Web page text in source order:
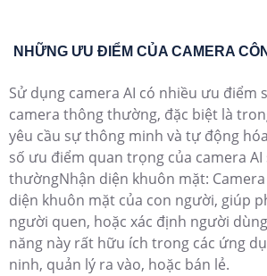
NHỮNG ƯU ĐIỂM CỦA CAMERA
Sử dụng camera AI có nhiều ưu điểm
camera thông thường, đặc biệt là
yêu cầu sự thông minh và tự động
số ưu điểm quan trọng của camera AI
thườngNhận diện khuôn mặt:
diện khuôn mặt của con người, giúp
người quen, hoặc xác định người
năng này rất hữu ích trong các ứng
ninh, quản lý ra vào, hoặc bán lẻ.